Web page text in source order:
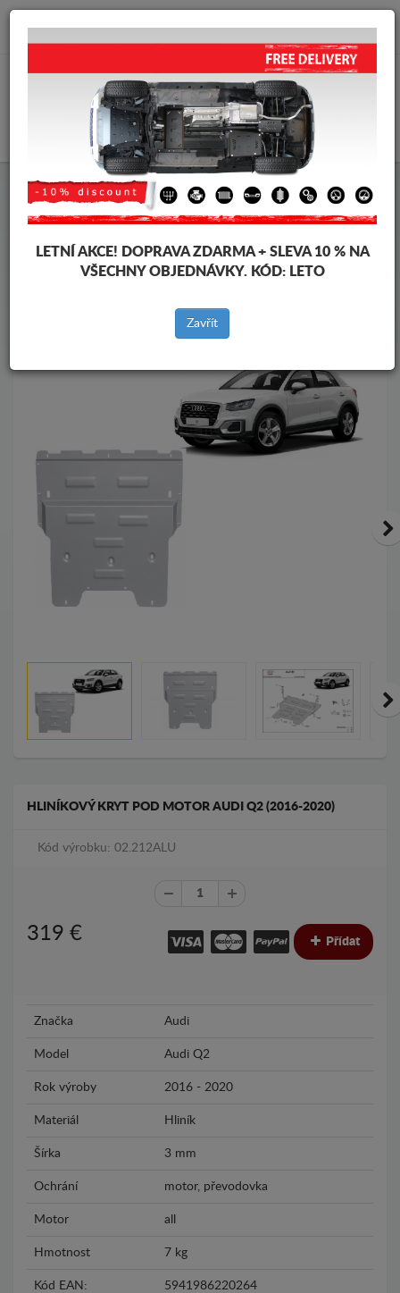
info@krytpodmotor.com
Kryt pod motor Audi Kryt pod motor Audi Q2
vozidel
Značky vozidel
Zpět na produkty
HLINÍKOVÝ KRYT POD MOTOR AUDI Q2 (2016-2020)
Kód výrobku: 02.212ALU
319 € Přídat
Značka Audi
Model Audi Q2
Rok výroby 2016 - 2020
Materiál Hliník
Šírka 3 mm
Ochrání motor, převodovka
Motor all
Hmotnost 7 kg
Kód EAN: 5941986220264
LETNÍ AKCE! DOPRAVA ZDARMA + SLEVA 10 % NA
VŠECHNY OBJEDNÁVKY. KÓD: LETO
Zavřít